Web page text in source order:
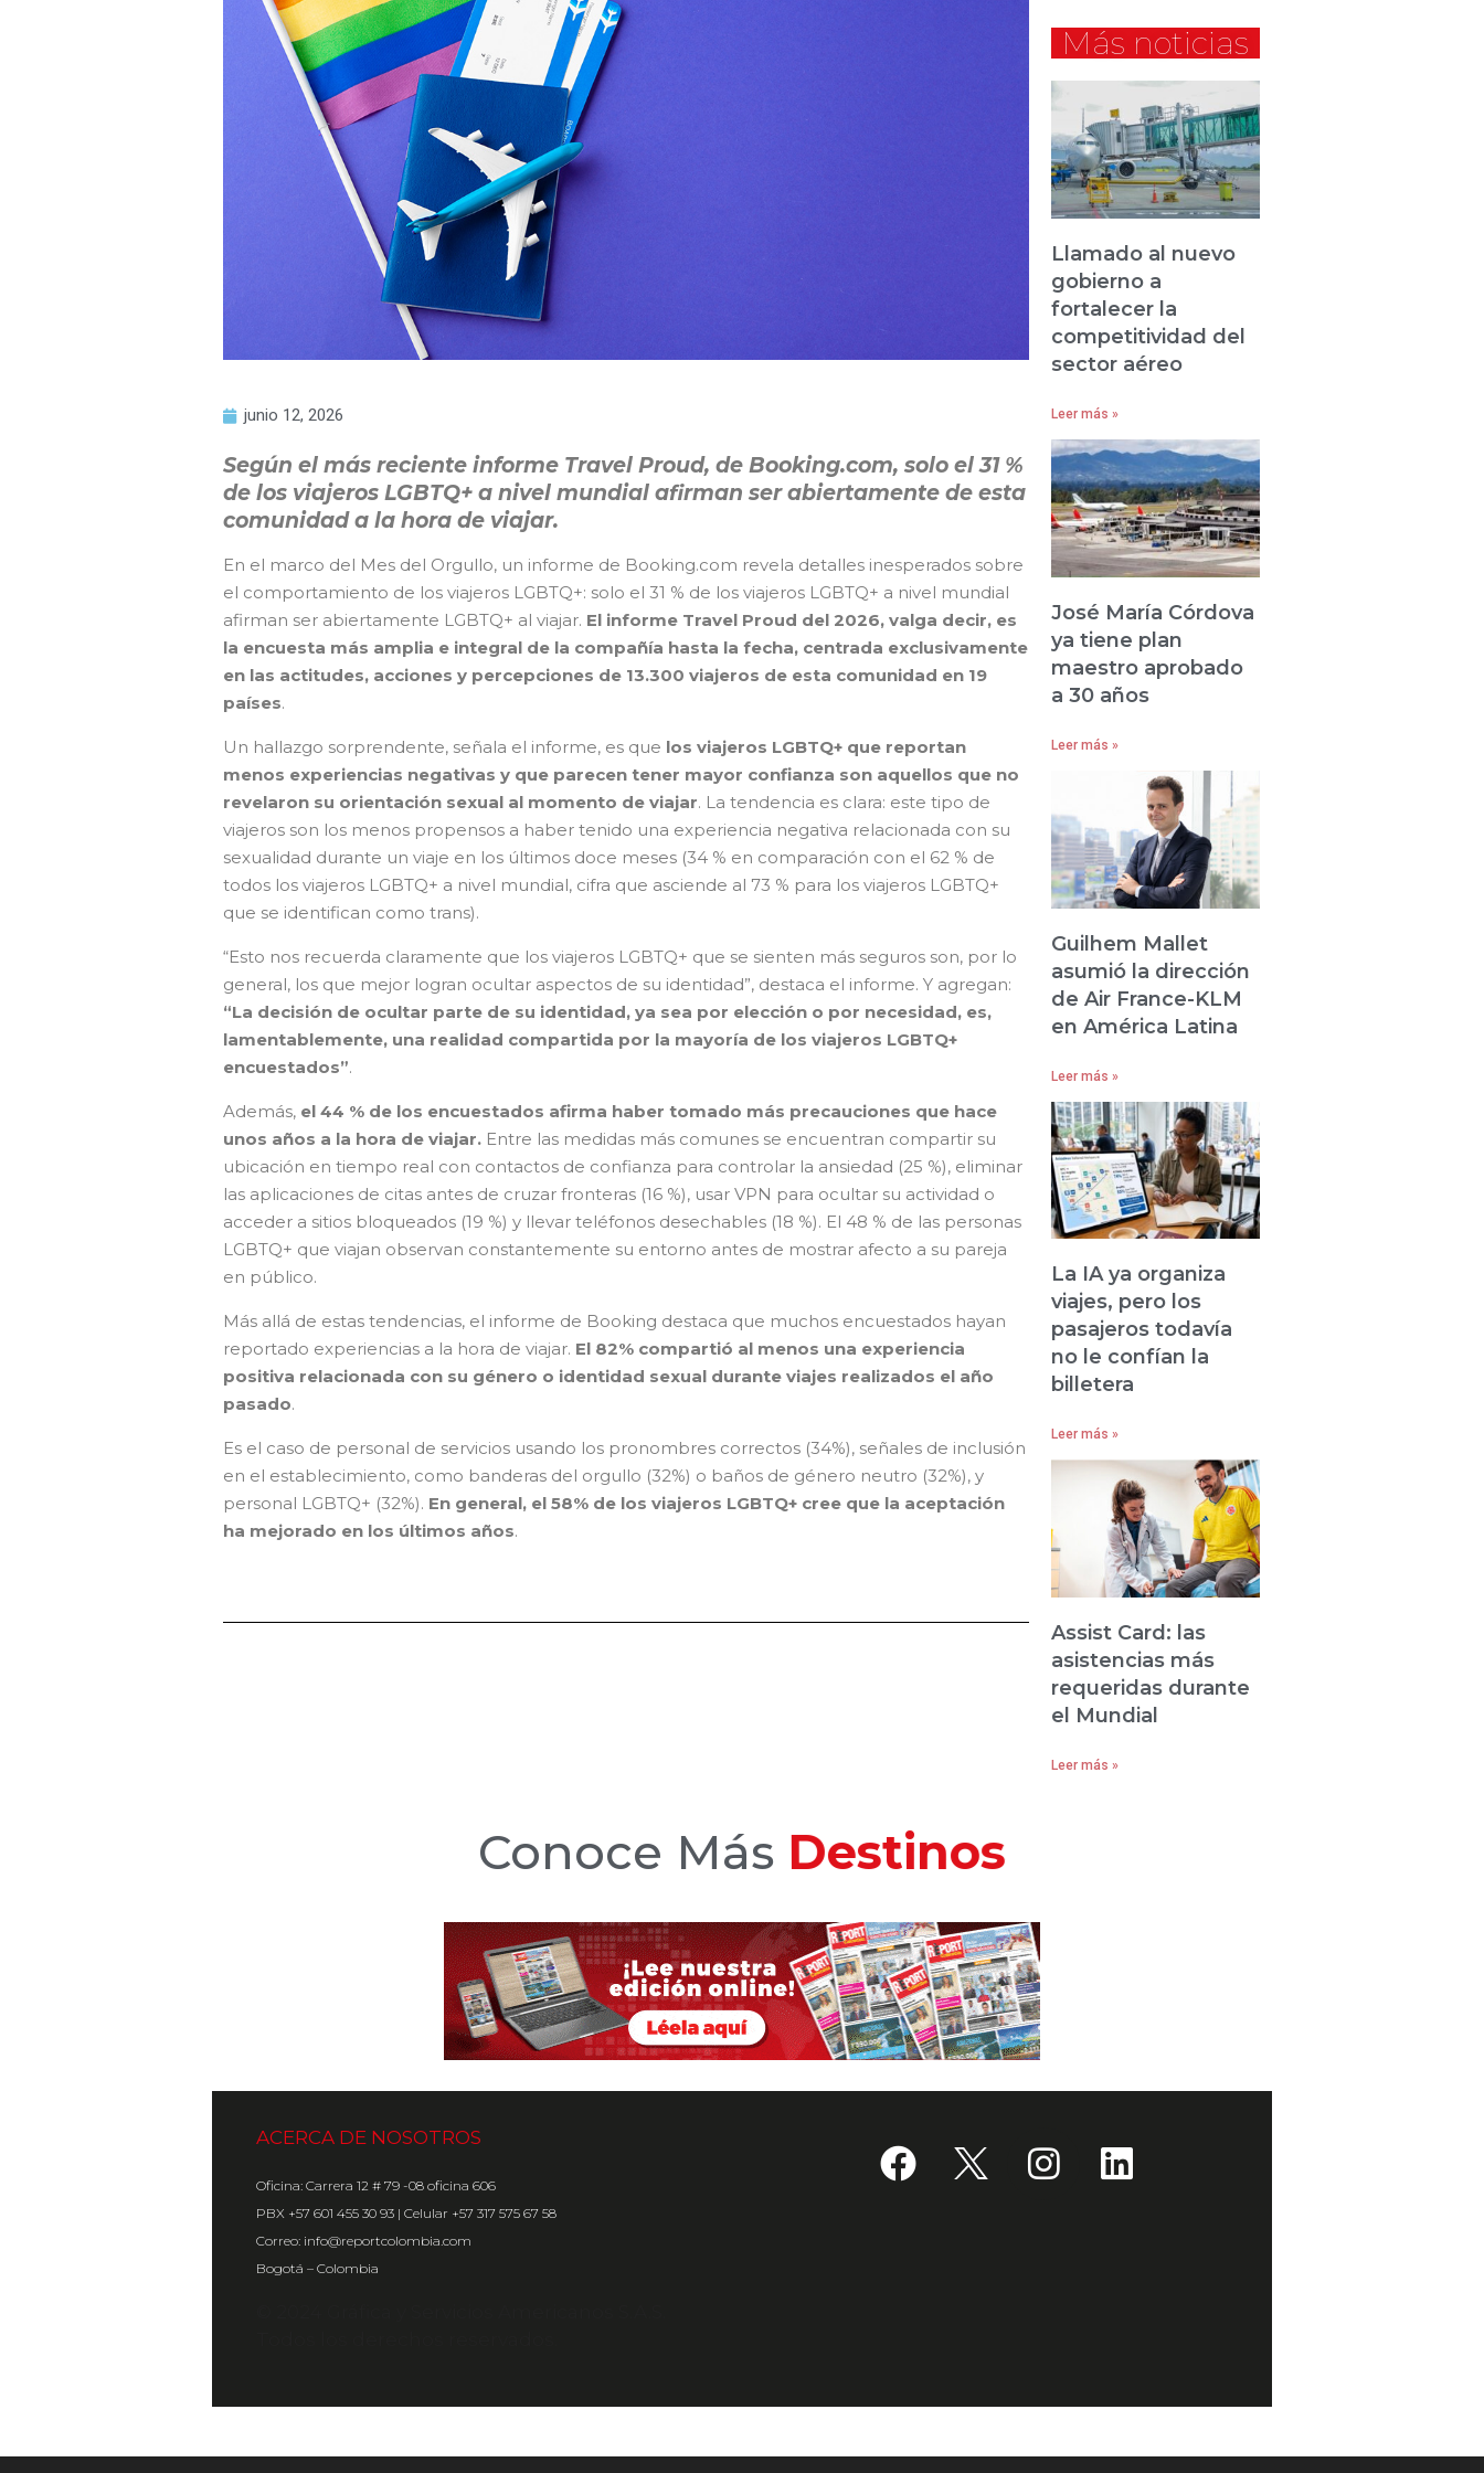
junio 12, 2026
Según el más reciente informe Travel Proud, de Booking.com, solo el 31 %
de los viajeros LGBTQ+ a nivel mundial afirman ser abiertamente de esta
comunidad a la hora de viajar.
En el marco del Mes del Orgullo, un informe de Booking.com revela detalles inesperados sobre
el comportamiento de los viajeros LGBTQ+: solo el 31 % de los viajeros LGBTQ+ a nivel mundial
afirman ser abiertamente LGBTQ+ al viajar. El informe Travel Proud del 2026, valga decir, es
la encuesta más amplia e integral de la compañía hasta la fecha, centrada exclusivamente
en las actitudes, acciones y percepciones de 13.300 viajeros de esta comunidad en 19
países.
Un hallazgo sorprendente, señala el informe, es que los viajeros LGBTQ+ que reportan
menos experiencias negativas y que parecen tener mayor confianza son aquellos que no
revelaron su orientación sexual al momento de viajar. La tendencia es clara: este tipo de
viajeros son los menos propensos a haber tenido una experiencia negativa relacionada con su
sexualidad durante un viaje en los últimos doce meses (34 % en comparación con el 62 % de
todos los viajeros LGBTQ+ a nivel mundial, cifra que asciende al 73 % para los viajeros LGBTQ+
que se identifican como trans).
“Esto nos recuerda claramente que los viajeros LGBTQ+ que se sienten más seguros son, por lo
general, los que mejor logran ocultar aspectos de su identidad”, destaca el informe. Y agregan:
“La decisión de ocultar parte de su identidad, ya sea por elección o por necesidad, es,
lamentablemente, una realidad compartida por la mayoría de los viajeros LGBTQ+
encuestados”.
Además, el 44 % de los encuestados afirma haber tomado más precauciones que hace
unos años a la hora de viajar. Entre las medidas más comunes se encuentran compartir su
ubicación en tiempo real con contactos de confianza para controlar la ansiedad (25 %), eliminar
las aplicaciones de citas antes de cruzar fronteras (16 %), usar VPN para ocultar su actividad o
acceder a sitios bloqueados (19 %) y llevar teléfonos desechables (18 %). El 48 % de las personas
LGBTQ+ que viajan observan constantemente su entorno antes de mostrar afecto a su pareja
en público.
Más allá de estas tendencias, el informe de Booking destaca que muchos encuestados hayan
reportado experiencias a la hora de viajar. El 82% compartió al menos una experiencia
positiva relacionada con su género o identidad sexual durante viajes realizados el año
pasado.
Es el caso de personal de servicios usando los pronombres correctos (34%), señales de inclusión
en el establecimiento, como banderas del orgullo (32%) o baños de género neutro (32%), y
personal LGBTQ+ (32%). En general, el 58% de los viajeros LGBTQ+ cree que la aceptación
ha mejorado en los últimos años.
Más noticias
Llamado al nuevo
gobierno a
fortalecer la
competitividad del
sector aéreo
Leer más »
José María Córdova
ya tiene plan
maestro aprobado
a 30 años
Leer más »
Guilhem Mallet
asumió la dirección
de Air France-KLM
en América Latina
Leer más »
La IA ya organiza
viajes, pero los
pasajeros todavía
no le confían la
billetera
Leer más »
Assist Card: las
asistencias más
requeridas durante
el Mundial
Leer más »
Conoce MásHoteles
ACERCA DE NOSOTROS
Oficina: Carrera 12 # 79 -08 oficina 606
PBX +57 601 455 30 93 | Celular +57 317 575 67 58
Correo: info@reportcolombia.com
Bogotá – Colombia